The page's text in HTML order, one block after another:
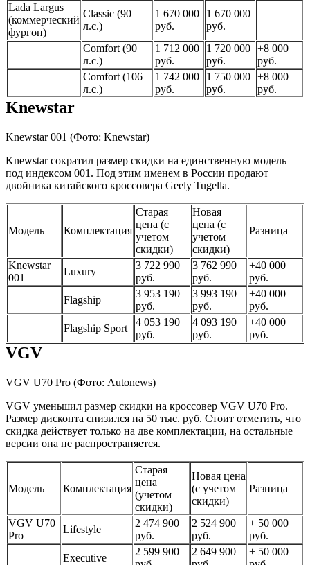
Lada Largus
(коммерческий
фургон)
Classic (90
л.с.)
1 670 000
руб.
1 670 000
руб.
—
Comfort (90
л.с.)
1 712 000
руб.
1 720 000
руб.
+8 000
руб.
Comfort (106
л.с.)
1 742 000
руб.
1 750 000
руб.
+8 000
руб.
Knewstar
Knewstar 001 (Фото: Knewstar)
Knewstar сократил размер скидки на единственную модель
под индексом 001. Под этим именем в России продают
двойника китайского кроссовера Geely Tugella.
Модель Комплектация
Старая
цена (с
учетом
скидки)
Новая
цена (с
учетом
скидки)
Разница
Knewstar
001
Luxury
3 722 990
руб.
3 762 990
руб.
+40 000
руб.
Flagship
3 953 190
руб.
3 993 190
руб.
+40 000
руб.
Flagship Sport
4 053 190
руб.
4 093 190
руб.
+40 000
руб.
VGV
VGV U70 Pro (Фото: Autonews)
VGV уменьшил размер скидки на кроссовер VGV U70 Pro.
Размер дисконта снизился на 50 тыс. руб. Стоит отметить, что
скидка действует только на две комплектации, на остальные
версии она не распространяется.
Модель Комплектация
Старая
цена
(учетом
скидки)
Новая цена
(с учетом
скидки)
Разница
VGV U70
Pro
Lifestyle
2 474 900
руб.
2 524 900
руб.
+ 50 000
руб.
Executive
2 599 900
2 649 900
+ 50 000